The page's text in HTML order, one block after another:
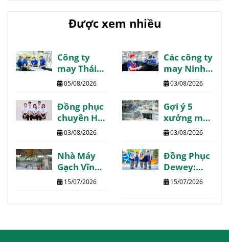
Được xem nhiều
Công ty
may Thái
Bình danh
review
chất lượng
05/08/2026
Các công ty
may Ninh
Bình giá tốt
review
03/08/2026
Đồng phục
chuyên Hạ
Long may
theo yêu
cầu
03/08/2026
Gợi ý 5
xưởng may
Phú Thọ
giá tốt giao
nhanh
03/08/2026
Nhà Máy
Gạch Vĩnh
Phúc:
chi tiết
15/07/2026
Đồng Phục
Dewey:
Trường
The Dewey
15/07/2026